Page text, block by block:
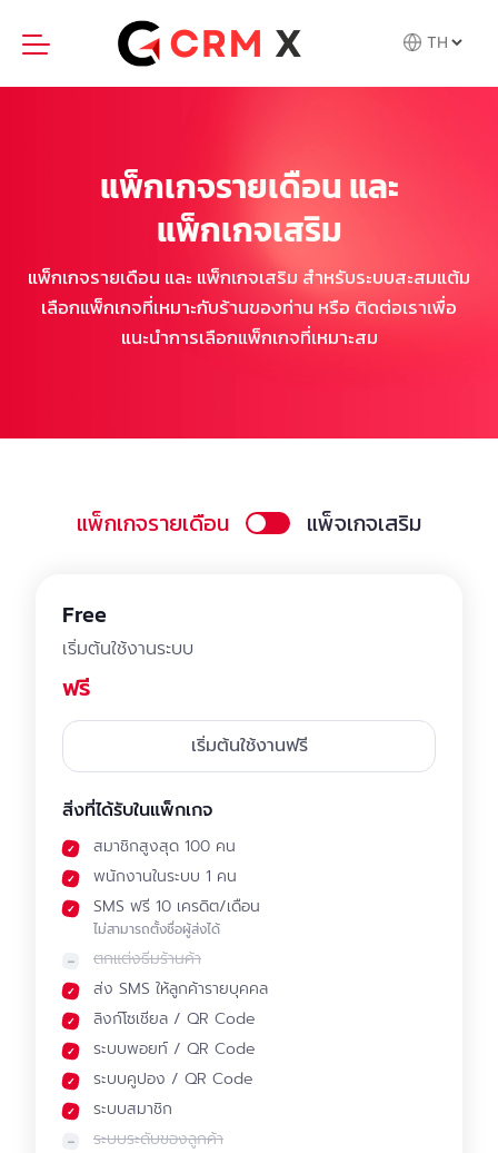
แพ็กเกจรายเดือน และ
แพ็กเกจเสริม
แพ็กเกจรายเดือน และ แพ็กเกจเสริม สำหรับระบบสะสมแต้ม
เลือกแพ็กเกจที่เหมาะกับร้านของท่าน หรือ ติดต่อเราเพื่อ
แนะนำการเลือกแพ็กเกจที่เหมาะสม
แพ็กเกจรายเดือน แพ็จเกจเสริม
Free
เริ่มต้นใช้งานระบบ
ฟรี
เริ่มต้นใช้งานฟรี
สิ่งที่ได้รับในแพ็กเกจ
สมาชิกสูงสุด 100 คน
พนักงานในระบบ 1 คน
SMS ฟรี 10 เครดิต/เดือน
ไม่สามารถตั้งชื่อผู้ส่งได้
ตกแต่งธีมร้านค้า
ส่ง SMS ให้ลูกค้ารายบุคคล
ลิงก์โซเชียล / QR Code
ระบบพอยท์ / QR Code
ระบบคูปอง / QR Code
ระบบสมาชิก
ระบบระดับของลูกค้า